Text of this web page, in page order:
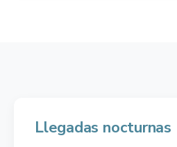
Llegadas nocturnas